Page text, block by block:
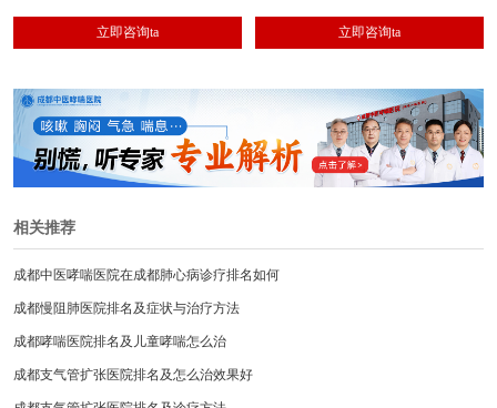
立即咨询ta 立即咨询ta
相关推荐
成都中医哮喘医院在成都肺心病诊疗排名如何
成都慢阻肺医院排名及症状与治疗方法
成都哮喘医院排名及儿童哮喘怎么治
成都支气管扩张医院排名及怎么治效果好